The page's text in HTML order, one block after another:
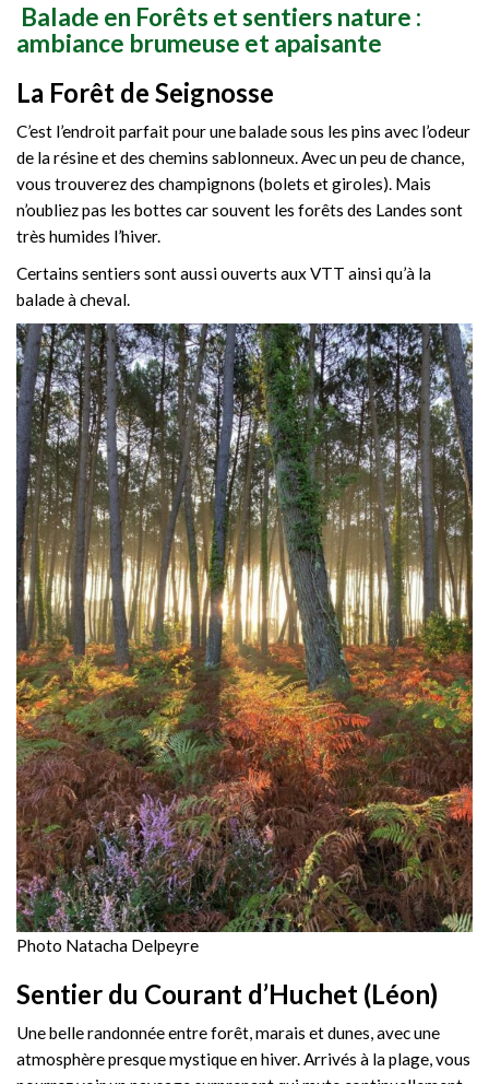
Balade en Forêts et sentiers nature :
ambiance brumeuse et apaisante
La Forêt de Seignosse
C’est l’endroit parfait pour une balade sous les pins avec l’odeur
de la résine et des chemins sablonneux. Avec un peu de chance,
vous trouverez des champignons (bolets et giroles). Mais
n’oubliez pas les bottes car souvent les forêts des Landes sont
très humides l’hiver.
Certains sentiers sont aussi ouverts aux VTT ainsi qu’à la
balade à cheval.
Photo Natacha Delpeyre
Sentier du Courant d’Huchet (Léon)
Une belle randonnée entre forêt, marais et dunes, avec une
atmosphère presque mystique en hiver. Arrivés à la plage, vous